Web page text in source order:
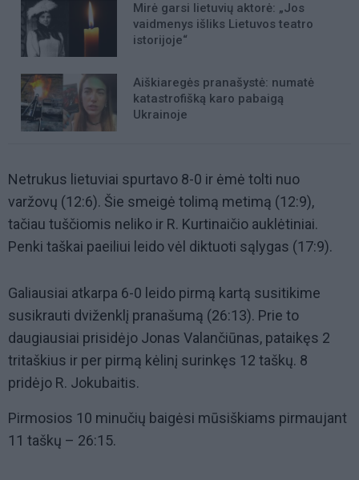
Mirė garsi lietuvių aktorė: „Jos
vaidmenys išliks Lietuvos teatro
istorijoje“
Aiškiaregės pranašystė: numatė
katastrofišką karo pabaigą
Ukrainoje
Netrukus lietuviai spurtavo 8-0 ir ėmė tolti nuo
varžovų (12:6). Šie smeigė tolimą metimą (12:9),
tačiau tuščiomis neliko ir R. Kurtinaičio auklėtiniai.
Penki taškai paeiliui leido vėl diktuoti sąlygas (17:9).
Galiausiai atkarpa 6-0 leido pirmą kartą susitikime
susikrauti dviženklį pranašumą (26:13). Prie to
daugiausiai prisidėjo Jonas Valančiūnas, pataikęs 2
tritaškius ir per pirmą kėlinį surinkęs 12 taškų. 8
pridėjo R. Jokubaitis.
Pirmosios 10 minučių baigėsi mūsiškiams pirmaujant
11 taškų – 26:15.